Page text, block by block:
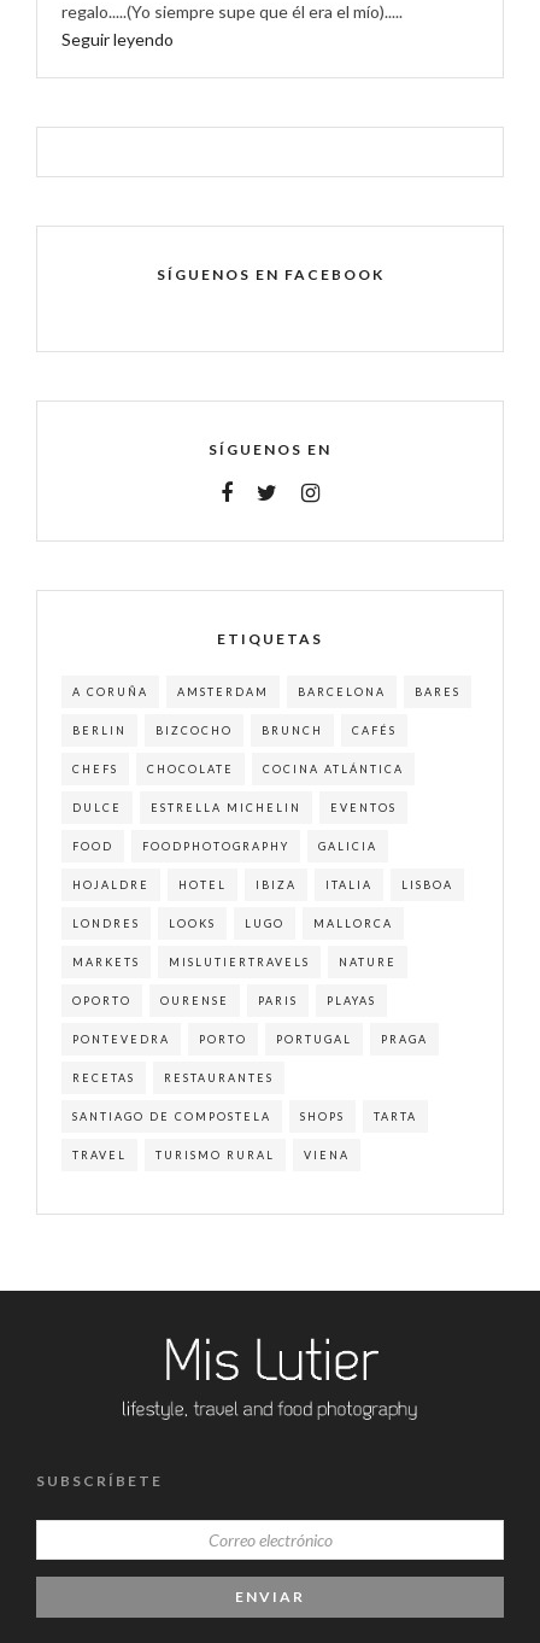
regalo.....(Yo siempre supe que él era el mío).....
Seguir leyendo
SÍGUENOS EN FACEBOOK
SÍGUENOS EN
ETIQUETAS
A CORUÑA AMSTERDAM BARCELONA BARES
BERLIN BIZCOCHO BRUNCH CAFÉS
CHEFS CHOCOLATE COCINA ATLÁNTICA
DULCE ESTRELLA MICHELIN EVENTOS
FOOD FOODPHOTOGRAPHY GALICIA
HOJALDRE HOTEL IBIZA ITALIA LISBOA
LONDRES LOOKS LUGO MALLORCA
MARKETS MISLUTIERTRAVELS NATURE
OPORTO OURENSE PARIS PLAYAS
PONTEVEDRA PORTO PORTUGAL PRAGA
RECETAS RESTAURANTES
SANTIAGO DE COMPOSTELA SHOPS TARTA
TRAVEL TURISMO RURAL VIENA
SUBSCRÍBETE